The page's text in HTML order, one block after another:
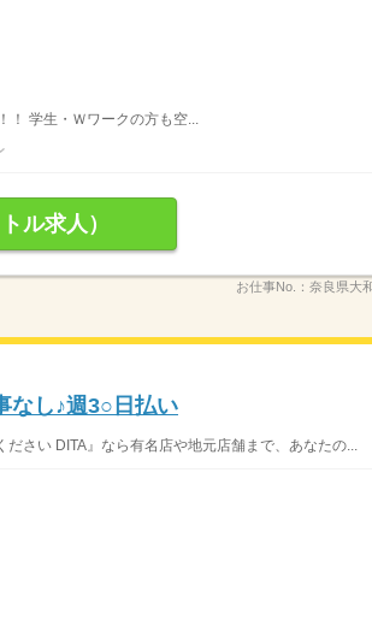
！ 学生・Ｗワークの方も空...
ル求人）
お仕事No.： 奈良県大
なし♪週3○日払い
さい DITA』なら有名店や地元店舗まで、あなたの...